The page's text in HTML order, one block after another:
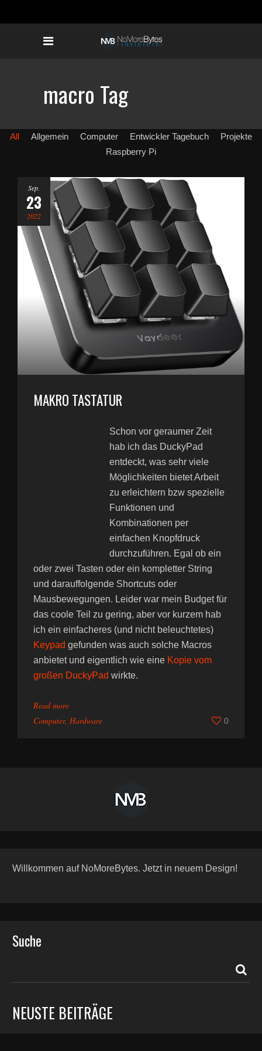
macro Tag
All Allgemein Computer Entwickler Tagebuch
Projekte
Raspberry Pi
Sep.
23
2022
MAKRO TASTATUR
Schon vor geraumer Zeit
hab ich das DuckyPad
entdeckt, was sehr viele
Möglichkeiten bietet Arbeit
zu erleichtern bzw spezielle
Funktionen und
Kombinationen per
einfachen Knopfdruck
durchzuführen. Egal ob ein
oder zwei Tasten oder ein kompletter String
und darauffolgende Shortcuts oder
Mausbewegungen. Leider war mein Budget für
das coole Teil zu gering, aber vor kurzem hab
ich ein einfacheres (und nicht beleuchtetes)
Keypad gefunden was auch solche Macros
anbietet und eigentlich wie eine Kopie vom
großen DuckyPad wirkte.
Read more
Computer, Hardware 0
Willkommen auf NoMoreBytes. Jetzt in neuem Design!
Suche
NEUSTE BEITRÄGE